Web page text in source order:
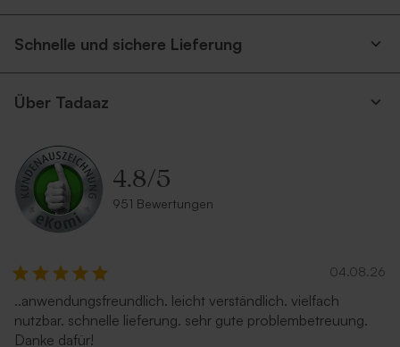
Quadratischer Umschlag
'Blau'
Schnelle und sichere Lieferung
Über Tadaaz
4.8/5
951 Bewertungen
04.08.26
..anwendungsfreundlich. leicht verständlich. vielfach
nutzbar. schnelle lieferung. sehr gute problembetreuung.
Danke dafür!